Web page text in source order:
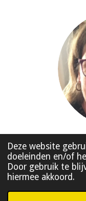
Deze website
doeleinden en/of
Door gebruik te
hiermee akkoord.
b
o
o
k
© 2020 - 2026
Powered by JouwWeb